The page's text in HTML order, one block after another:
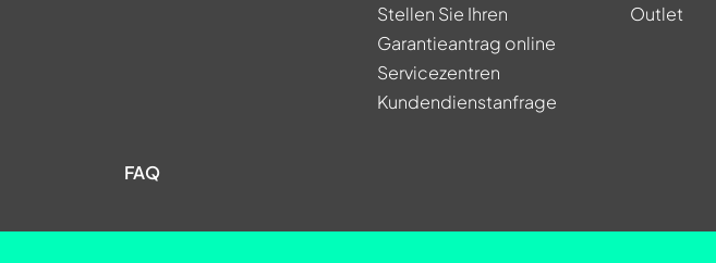
Stellen Sie Ihren
Garantieantrag online
Servicezentren
Kundendienstanfrage
Outlet
FAQ